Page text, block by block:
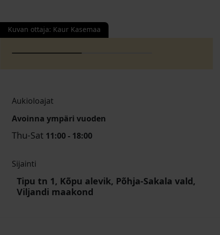
Kuvan ottaja: Kaur Kasemaa
Aukioloajat
Avoinna ympäri vuoden
Thu-Sat 11:00 - 18:00
Sijainti
Tipu tn 1, Kõpu alevik, Põhja-Sakala vald,
Viljandi maakond